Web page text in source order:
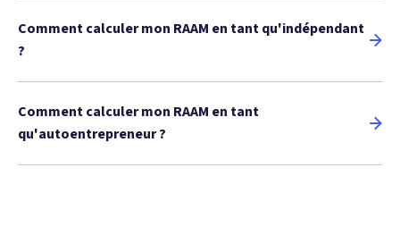
Comment calculer mon RAAM en tant qu'indépendant
?
Comment calculer mon RAAM en tant
qu'autoentrepreneur ?